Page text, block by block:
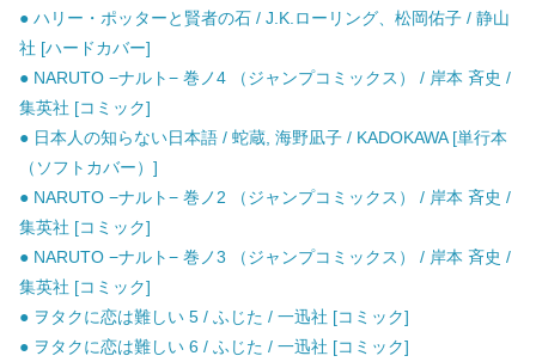
● ハリー・ポッターと賢者の石 / J.K.ローリング、松岡佑子 / 静山
社 [ハードカバー]
● NARUTO −ナルト− 巻ノ4 （ジャンプコミックス） / 岸本 斉史 /
集英社 [コミック]
● 日本人の知らない日本語 / 蛇蔵, 海野凪子 / KADOKAWA [単行本
（ソフトカバー）]
● NARUTO −ナルト− 巻ノ2 （ジャンプコミックス） / 岸本 斉史 /
集英社 [コミック]
● NARUTO −ナルト− 巻ノ3 （ジャンプコミックス） / 岸本 斉史 /
集英社 [コミック]
● ヲタクに恋は難しい 5 / ふじた / 一迅社 [コミック]
● ヲタクに恋は難しい 6 / ふじた / 一迅社 [コミック]